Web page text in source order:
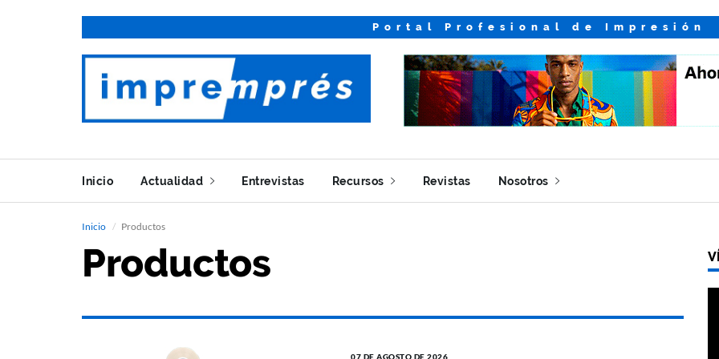
Portal Profesional de Impresión
Inicio Actualidad Entrevistas Recursos Revistas Nosotros
Inicio Productos
Productos
07 DE AGOSTO DE 2026